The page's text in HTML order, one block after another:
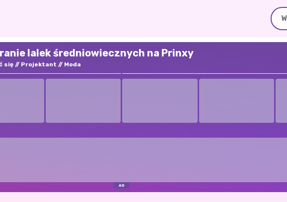
lalek średniowiecznych na Prinxy
się Projektant Moda